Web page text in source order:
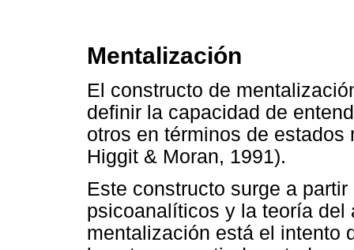
Mentalización
El constructo de
definir la capacidad de
otros en términos de
Higgit & Moran, 1991).
Este constructo surge a
psicoanalíticos y la teoría del
mentalización está el intento